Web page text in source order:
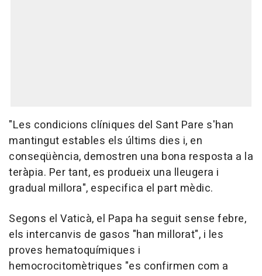
"Les condicions clíniques del Sant Pare s'han
mantingut estables els últims dies i, en
conseqüència, demostren una bona resposta a la
teràpia. Per tant, es produeix una lleugera i
gradual millora", especifica el part mèdic.
Segons el Vaticà, el Papa ha seguit sense febre,
els intercanvis de gasos "han millorat", i les
proves hematoquímiques i
hemocrocitomètriques "es confirmen com a